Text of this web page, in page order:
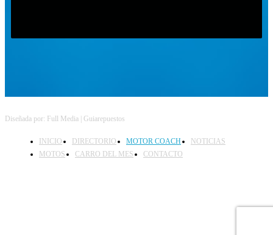
Diseñada por: Full Media | Guiarepuestos
INICIO DIRECTORIO MOTOR COACH
NOTICIAS
MOTOS
CARRO DEL MES CONTACTO